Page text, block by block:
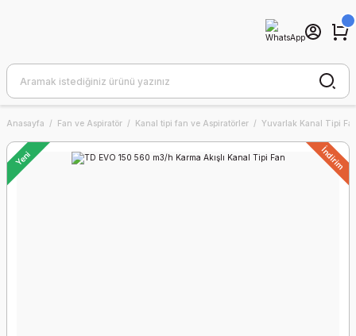
Anasayfa Fan ve Aspiratör Kanal tipi fan ve Aspiratörler Yuvarlak Kanal Tipi
Yeni İndirim